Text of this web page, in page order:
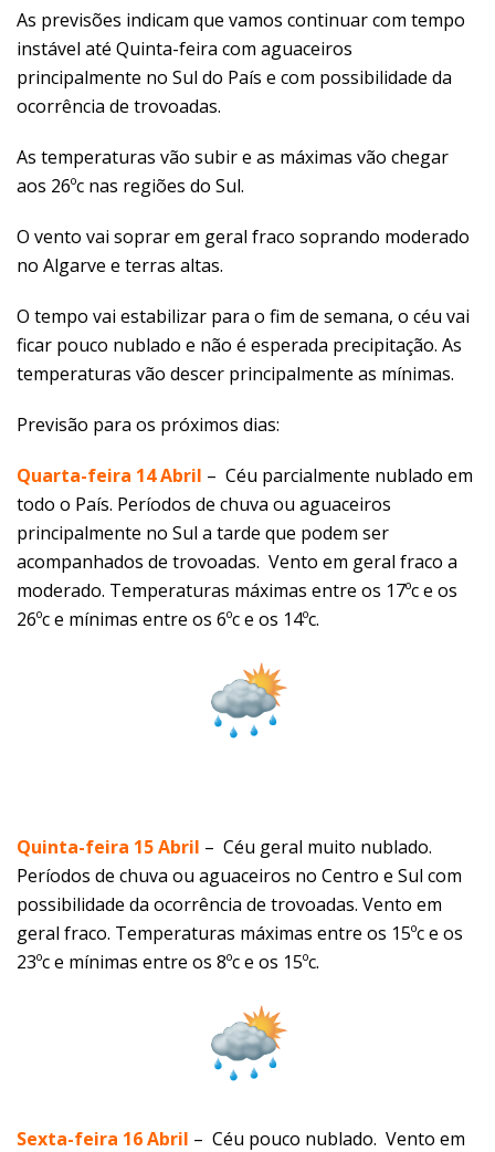
As previsões indicam que vamos continuar com tempo
instável até Quinta-feira com aguaceiros
principalmente no Sul do País e com possibilidade da
ocorrência de trovoadas.
As temperaturas vão subir e as máximas vão chegar
aos 26ºc nas regiões do Sul.
O vento vai soprar em geral fraco soprando moderado
no Algarve e terras altas.
O tempo vai estabilizar para o fim de semana, o céu vai
ficar pouco nublado e não é esperada precipitação. As
temperaturas vão descer principalmente as mínimas.
Previsão para os próximos dias:
Quarta-feira 14 Abril – Céu parcialmente nublado em
todo o País. Períodos de chuva ou aguaceiros
principalmente no Sul a tarde que podem ser
acompanhados de trovoadas. Vento em geral fraco a
moderado. Temperaturas máximas entre os 17ºc e os
26ºc e mínimas entre os 6ºc e os 14ºc.
Quinta-feira 15 Abril – Céu geral muito nublado.
Períodos de chuva ou aguaceiros no Centro e Sul com
possibilidade da ocorrência de trovoadas. Vento em
geral fraco. Temperaturas máximas entre os 15ºc e os
23ºc e mínimas entre os 8ºc e os 15ºc.
Sexta-feira 16 Abril – Céu pouco nublado. Vento em